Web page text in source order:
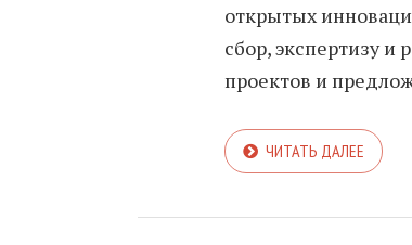
открытых
сбор, экспертизу
проектов и
ЧИТАТЬ ДАЛЕЕ